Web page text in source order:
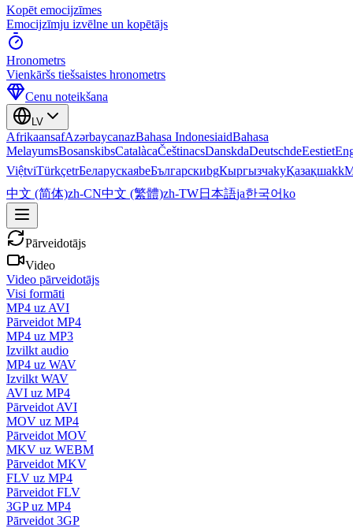
Kopēt emocijzīmes
Emocijzīmju izvēlne un kopētājs
Hronometrs
Vienkāršs tiešsaistes hronometrs
Cenu noteikšana
LV
AfrikaansafAzərbaycanazBahasa IndonesiaidBahasa
MelayumsBosanskibsCatalàcaČeštinacsDanskdaDeutschdeEestiet
ViệtviTürkçetrБеларускаяbeБългарскиbgКыргызчаkyҚазақшаkk
中文 (简体)zh-CN中文 (繁體)zh-TW日本語ja한국어ko
Pārveidotājs
Video
Video pārveidotājs
Visi formāti
MP4 uz AVI
Pārveidot MP4
MP4 uz MP3
Izvilkt audio
MP4 uz WAV
Izvilkt WAV
AVI uz MP4
Pārveidot AVI
MOV uz MP4
Pārveidot MOV
MKV uz WEBM
Pārveidot MKV
FLV uz MP4
Pārveidot FLV
3GP uz MP4
Pārveidot 3GP